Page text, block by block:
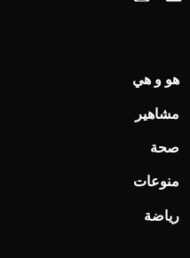
هو و هي
مشاهير
صحة
منوعات
رياضة